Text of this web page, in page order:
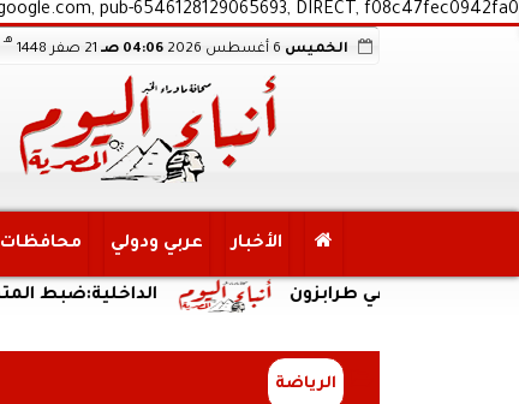
pub-6546128129065693, DIRECT, f08c47fec0942fa0
الخميس 04:06 صـ 21 صفر 1448
هـ
الأخبار عربي ودولي
الداخلية:ضبط المتهمين في طرابزون
الرياضة